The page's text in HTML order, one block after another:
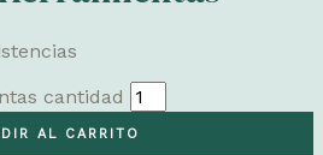
cantidad
AL CARRITO